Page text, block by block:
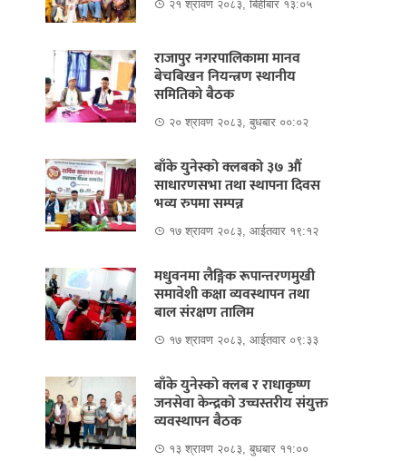
२१ श्रावण २०८३, बिहीबार १३:०५
राजापुर नगरपालिकामा मानव
बेचबिखन नियन्त्रण स्थानीय
समितिको बैठक
२० श्रावण २०८३, बुधबार ००:०२
बाँके युनेस्को क्लबको ३७ औं
साधारणसभा तथा स्थापना दिवस
भव्य रुपमा सम्पन्न
१७ श्रावण २०८३, आईतवार १९:१२
मधुवनमा लैङ्गिक रूपान्तरणमुखी
समावेशी कक्षा व्यवस्थापन तथा
बाल संरक्षण तालिम
१७ श्रावण २०८३, आईतवार ०९:३३
बाँके युनेस्को क्लब र राधाकृष्ण
जनसेवा केन्द्रको उच्चस्तरीय संयुक्त
व्यवस्थापन बैठक
१३ श्रावण २०८३, बुधबार ११:००